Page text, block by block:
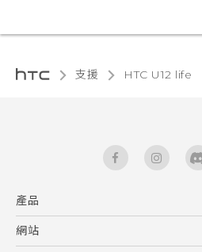
支援 HTC U12 life‎
產品
5G
網站